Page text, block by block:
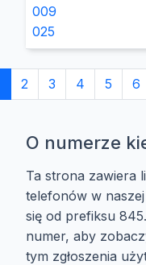
009
025
2 3 4 5 6
O numerze
Ta strona zawiera
telefonów w
się od prefiksu
numer, aby
tym zgłoszenia